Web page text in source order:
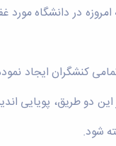
در دانشگاه
کنشگران ایجاد
دو طریق، پویایی
شود.